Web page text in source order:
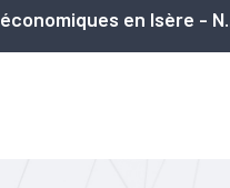
économiques en Isère -